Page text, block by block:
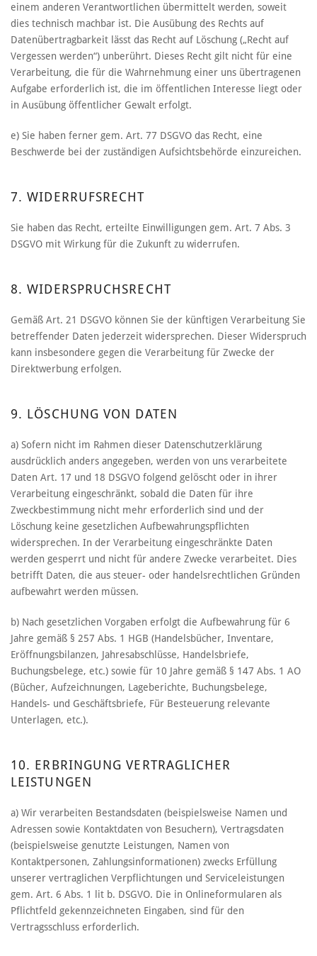
einem anderen Verantwortlichen übermittelt werden, soweit
dies technisch machbar ist. Die Ausübung des Rechts auf
Datenübertragbarkeit lässt das Recht auf Löschung („Recht auf
Vergessen werden“) unberührt. Dieses Recht gilt nicht für eine
Verarbeitung, die für die Wahrnehmung einer uns übertragenen
Aufgabe erforderlich ist, die im öffentlichen Interesse liegt oder
in Ausübung öffentlicher Gewalt erfolgt.
e) Sie haben ferner gem. Art. 77 DSGVO das Recht, eine
Beschwerde bei der zuständigen Aufsichtsbehörde einzureichen.
7. WIDERRUFSRECHT
Sie haben das Recht, erteilte Einwilligungen gem. Art. 7 Abs. 3
DSGVO mit Wirkung für die Zukunft zu widerrufen.
8. WIDERSPRUCHSRECHT
Gemäß Art. 21 DSGVO können Sie der künftigen Verarbeitung Sie
betreffender Daten jederzeit widersprechen. Dieser Widerspruch
kann insbesondere gegen die Verarbeitung für Zwecke der
Direktwerbung erfolgen.
9. LÖSCHUNG VON DATEN
a) Sofern nicht im Rahmen dieser Datenschutzerklärung
ausdrücklich anders angegeben, werden von uns verarbeitete
Daten Art. 17 und 18 DSGVO folgend gelöscht oder in ihrer
Verarbeitung eingeschränkt, sobald die Daten für ihre
Zweckbestimmung nicht mehr erforderlich sind und der
Löschung keine gesetzlichen Aufbewahrungspflichten
widersprechen. In der Verarbeitung eingeschränkte Daten
werden gesperrt und nicht für andere Zwecke verarbeitet. Dies
betrifft Daten, die aus steuer- oder handelsrechtlichen Gründen
aufbewahrt werden müssen.
b) Nach gesetzlichen Vorgaben erfolgt die Aufbewahrung für 6
Jahre gemäß § 257 Abs. 1 HGB (Handelsbücher, Inventare,
Eröffnungsbilanzen, Jahresabschlüsse, Handelsbriefe,
Buchungsbelege, etc.) sowie für 10 Jahre gemäß § 147 Abs. 1 AO
(Bücher, Aufzeichnungen, Lageberichte, Buchungsbelege,
Handels- und Geschäftsbriefe, Für Besteuerung relevante
Unterlagen, etc.).
10. ERBRINGUNG VERTRAGLICHER
LEISTUNGEN
a) Wir verarbeiten Bestandsdaten (beispielsweise Namen und
Adressen sowie Kontaktdaten von Besuchern), Vertragsdaten
(beispielsweise genutzte Leistungen, Namen von
Kontaktpersonen, Zahlungsinformationen) zwecks Erfüllung
unserer vertraglichen Verpflichtungen und Serviceleistungen
gem. Art. 6 Abs. 1 lit b. DSGVO. Die in Onlineformularen als
Pflichtfeld gekennzeichneten Eingaben, sind für den
Vertragsschluss erforderlich.